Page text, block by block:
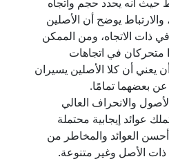
والارتباط يوضح أن الأصلين
ذات الاتجاه، ومن الممكن
متحركان في اتجاهات
يعني أن كلا الأصلين يسيران
بعضهما تمامًا.
والانحراف العالي
عوائد إيجابية محتملة
العوائد والمخاطر من
الأصل وغير متنوعة.